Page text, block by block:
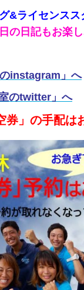
&ライセンスス
の日記もお楽
のinstagram」へ
室のtwitter」へ
券」の手配は